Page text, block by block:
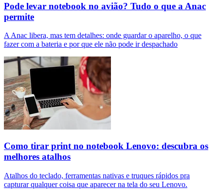
Pode levar notebook no avião? Tudo o que a Anac
permite
A Anac libera, mas tem detalhes: onde guardar o aparelho, o que
fazer com a bateria e por que ele não pode ir despachado
Como tirar print no notebook Lenovo: descubra os
melhores atalhos
Atalhos do teclado, ferramentas nativas e truques rápidos pra
capturar qualquer coisa que aparecer na tela do seu Lenovo.